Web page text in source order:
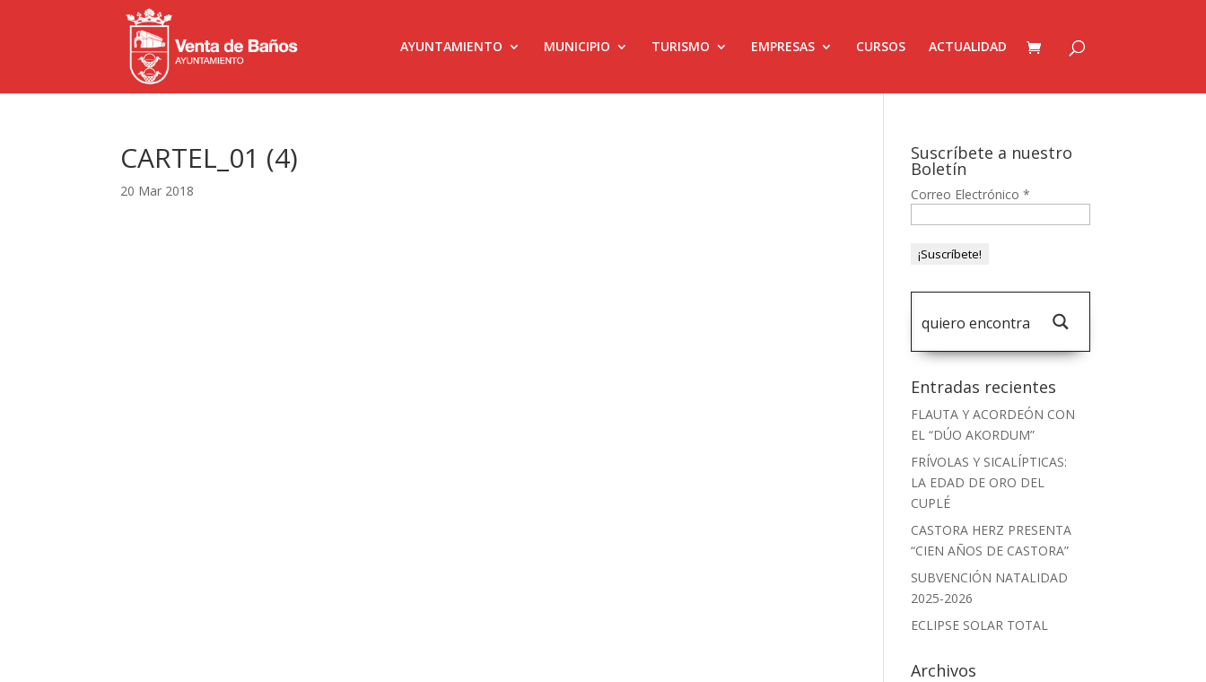
AYUNTAMIENTO MUNICIPIO TURISMO EMPRESAS CURSOS ACTUALIDAD
CARTEL_01 (4)
20 Mar 2018
Suscríbete a nuestro
Boletín
Correo Electrónico*
Entradas recientes
FLAUTA Y ACORDEÓN CON
EL “DÚO AKORDUM”
FRÍVOLAS Y SICALÍPTICAS:
LA EDAD DE ORO DEL
CUPLÉ
CASTORA HERZ PRESENTA
“CIEN AÑOS DE CASTORA”
SUBVENCIÓN NATALIDAD
2025-2026
ECLIPSE SOLAR TOTAL
Archivos